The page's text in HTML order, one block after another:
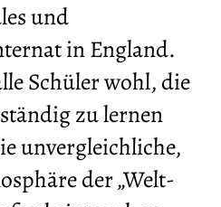
und
in England.
Schüler wohl, die
zu lernen
unvergleichliche,
der „Welt-